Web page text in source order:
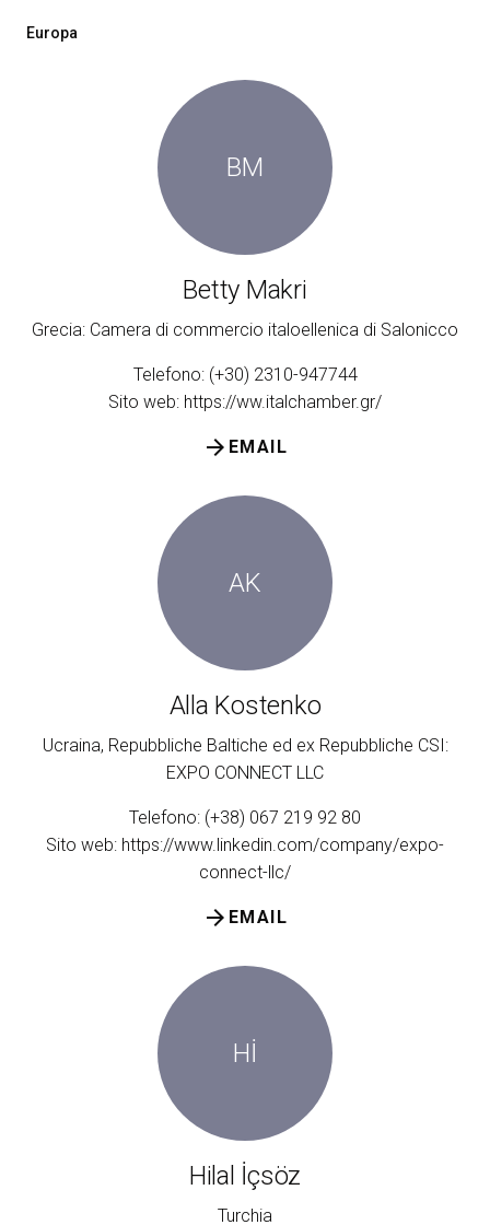
Europa
BM
Betty Makri
Grecia: Camera di commercio italoellenica di Salonicco
Telefono: (+30) 2310-947744
Sito web: https://ww.italchamber.gr/
EMAIL
arrow_forward
AK
Alla Kostenko
Ucraina, Repubbliche Baltiche ed ex Repubbliche CSI:
EXPO CONNECT LLC
Telefono: (+38) 067 219 92 80
Sito web: https://www.linkedin.com/company/expo-
connect-llc/
EMAIL
arrow_forward
Hİ
Hilal İçsöz
Turchia